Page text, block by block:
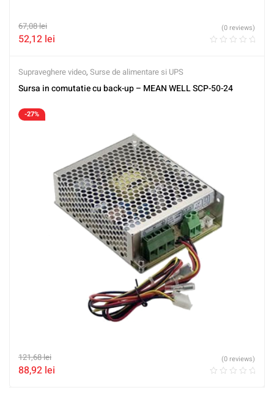
67,08lei
52,12 lei
(0 reviews)
Supraveghere video, Surse de alimentare si UPS
Sursa in comutatie cu back-up – MEAN WELL SCP-50-24
-27%
121,68lei
88,92 lei
(0 reviews)